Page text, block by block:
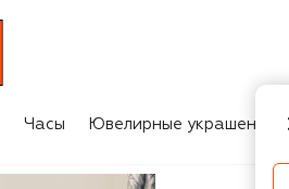
Часы Ювелирные украшения